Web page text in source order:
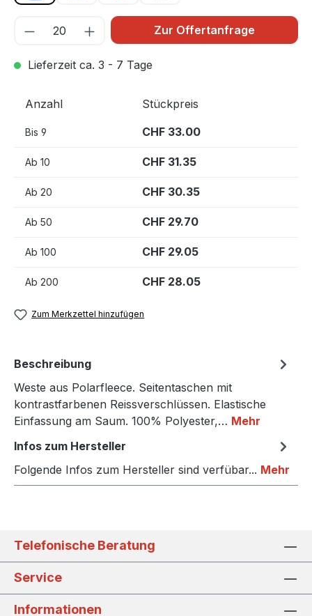
Zur Offertanfrage
Lieferzeit ca. 3 - 7 Tage
Anzahl Stückpreis
Bis 9 CHF 33.00
Ab 10 CHF 31.35
Ab 20 CHF 30.35
Ab 50 CHF 29.70
Ab 100 CHF 29.05
Ab 200 CHF 28.05
Zum Merkzettel hinzufügen
Beschreibung
Weste aus Polarfleece. Seitentaschen mit
kontrastfarbenen Reissverschlüssen. Elastische
Einfassung am Saum. 100% Polyester,… Mehr
Infos zum Hersteller
Folgende Infos zum Hersteller sind verfübar... Mehr
Telefonische Beratung
Service
Informationen